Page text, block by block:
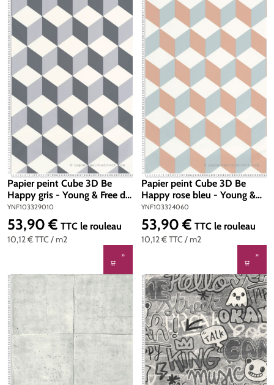
Papier peint Cube 3D Be
Happy gris - Young & Free de
Casélio | Réf. YNF103329010
YNF103329010
10,12 €TTC / m2
Prix régulier :
53,90 € TTC le rouleau
Papier peint Cube 3D Be
Happy rose bleu - Young &
Free de Casélio | Réf.
YNF103324060
YNF103324060
10,12 €TTC / m2
Prix régulier :
53,90 € TTC le rouleau